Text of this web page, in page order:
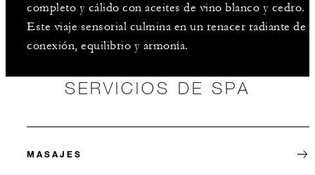
completo y cálido con aceites de vino blanco y cedro.
Este viaje sensorial culmina en un renacer radiante de
conexión, equilibrio y armonía.
SERVICIOS DE SPA
MASAJES